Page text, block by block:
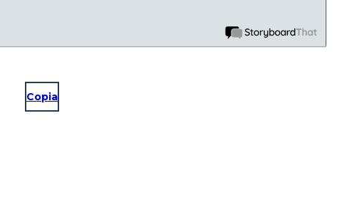
Copia